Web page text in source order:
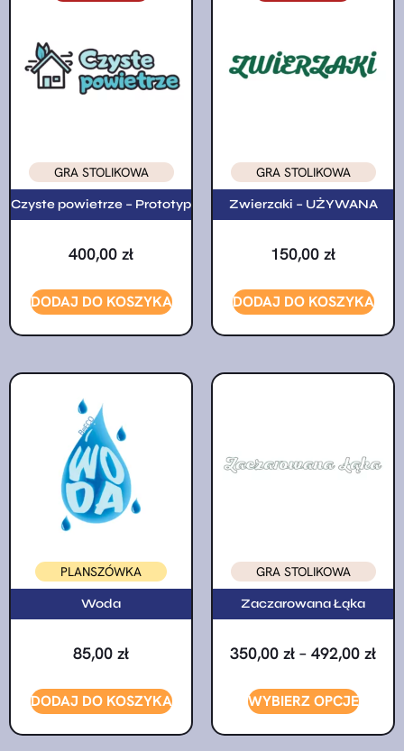
GRA STOLIKOWA
Czyste powietrze – Prototyp
400,00 zł
DODAJ DO KOSZYKA
GRA STOLIKOWA
Zwierzaki – UŻYWANA
150,00 zł
DODAJ DO KOSZYKA
PLANSZÓWKA
Woda
85,00 zł
DODAJ DO KOSZYKA
GRA STOLIKOWA
Zaczarowana Łąka
350,00 zł – 492,00 zł
WYBIERZ OPCJE